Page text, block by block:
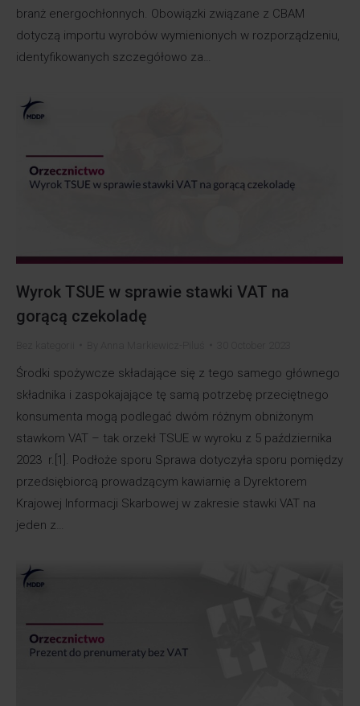
branż energochłonnych. Obowiązki związane z CBAM
dotyczą importu wyrobów wymienionych w rozporządzeniu,
identyfikowanych szczegółowo za…
Wyrok TSUE w sprawie stawki VAT na
gorącą czekoladę
Środki spożywcze składające się z tego samego głównego
składnika i zaspokajające tę samą potrzebę przeciętnego
konsumenta mogą podlegać dwóm różnym obniżonym
stawkom VAT – tak orzekł TSUE w wyroku z 5 października
2023 r.[1]. Podłoże sporu Sprawa dotyczyła sporu pomiędzy
przedsiębiorcą prowadzącym kawiarnię a Dyrektorem
Krajowej Informacji Skarbowej w zakresie stawki VAT na
jeden z…